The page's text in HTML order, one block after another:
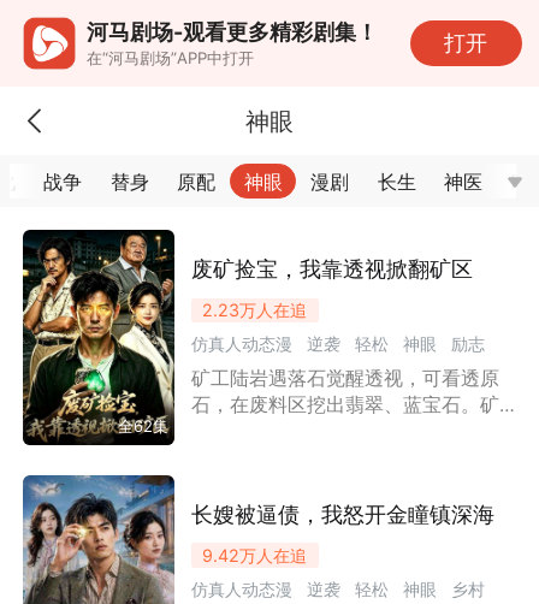
河马剧场-观看更多精彩剧集！
在“河马剧场”APP中打开
打开
神眼
战争 替身 原配 神眼 漫剧 长生 神医 暗
全62集
废矿捡宝，我靠透视掀翻矿区
2.23万人在追
仿真人动态漫
逆袭 轻松 神眼
励志
情感
小人物 传承觉醒 都市
漫剧
反派
职场商战
矿工陆岩遇落石觉醒透视，可看透原
石，在废料区挖出翡翠、蓝宝石。矿
扶持，遭遇伏击、塌方、纵火，陆岩
终拿下矿区开采权，创办矿业公司，
反派全部落得恶果。
长嫂被逼债，我怒开金瞳镇深海
9.42万人在追
仿真人动态漫
逆袭 轻松 神眼
乡村